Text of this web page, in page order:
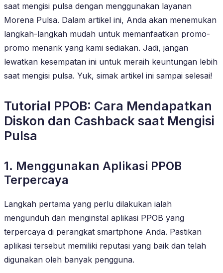
saat mengisi pulsa dengan menggunakan layanan
Morena Pulsa. Dalam artikel ini, Anda akan menemukan
langkah-langkah mudah untuk memanfaatkan promo-
promo menarik yang kami sediakan. Jadi, jangan
lewatkan kesempatan ini untuk meraih keuntungan lebih
saat mengisi pulsa. Yuk, simak artikel ini sampai selesai!
Tutorial PPOB: Cara Mendapatkan
Diskon dan Cashback saat Mengisi
Pulsa
1. Menggunakan Aplikasi PPOB
Terpercaya
Langkah pertama yang perlu dilakukan ialah
mengunduh dan menginstal aplikasi PPOB yang
terpercaya di perangkat smartphone Anda. Pastikan
aplikasi tersebut memiliki reputasi yang baik dan telah
digunakan oleh banyak pengguna.